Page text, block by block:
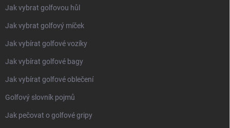
Jak vybrat golfovou hůl
Jak vybrat golfový míček
Jak vybírat golfové vozíky
Jak vybírat golfové bagy
Jak vybírat golfové oblečení
Golfový slovník pojmů
Jak pečovat o golfové gripy